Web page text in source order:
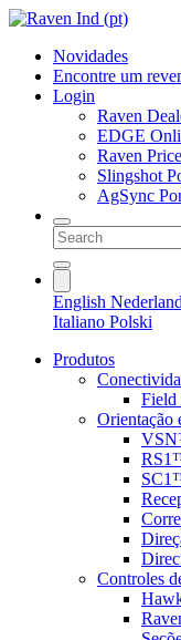
Novidades
Encontre um
Login
Raven
EDGE
Raven
Slingshot
AgSync
English
Italiano Polski
Produtos
Field
Orientação
Controles